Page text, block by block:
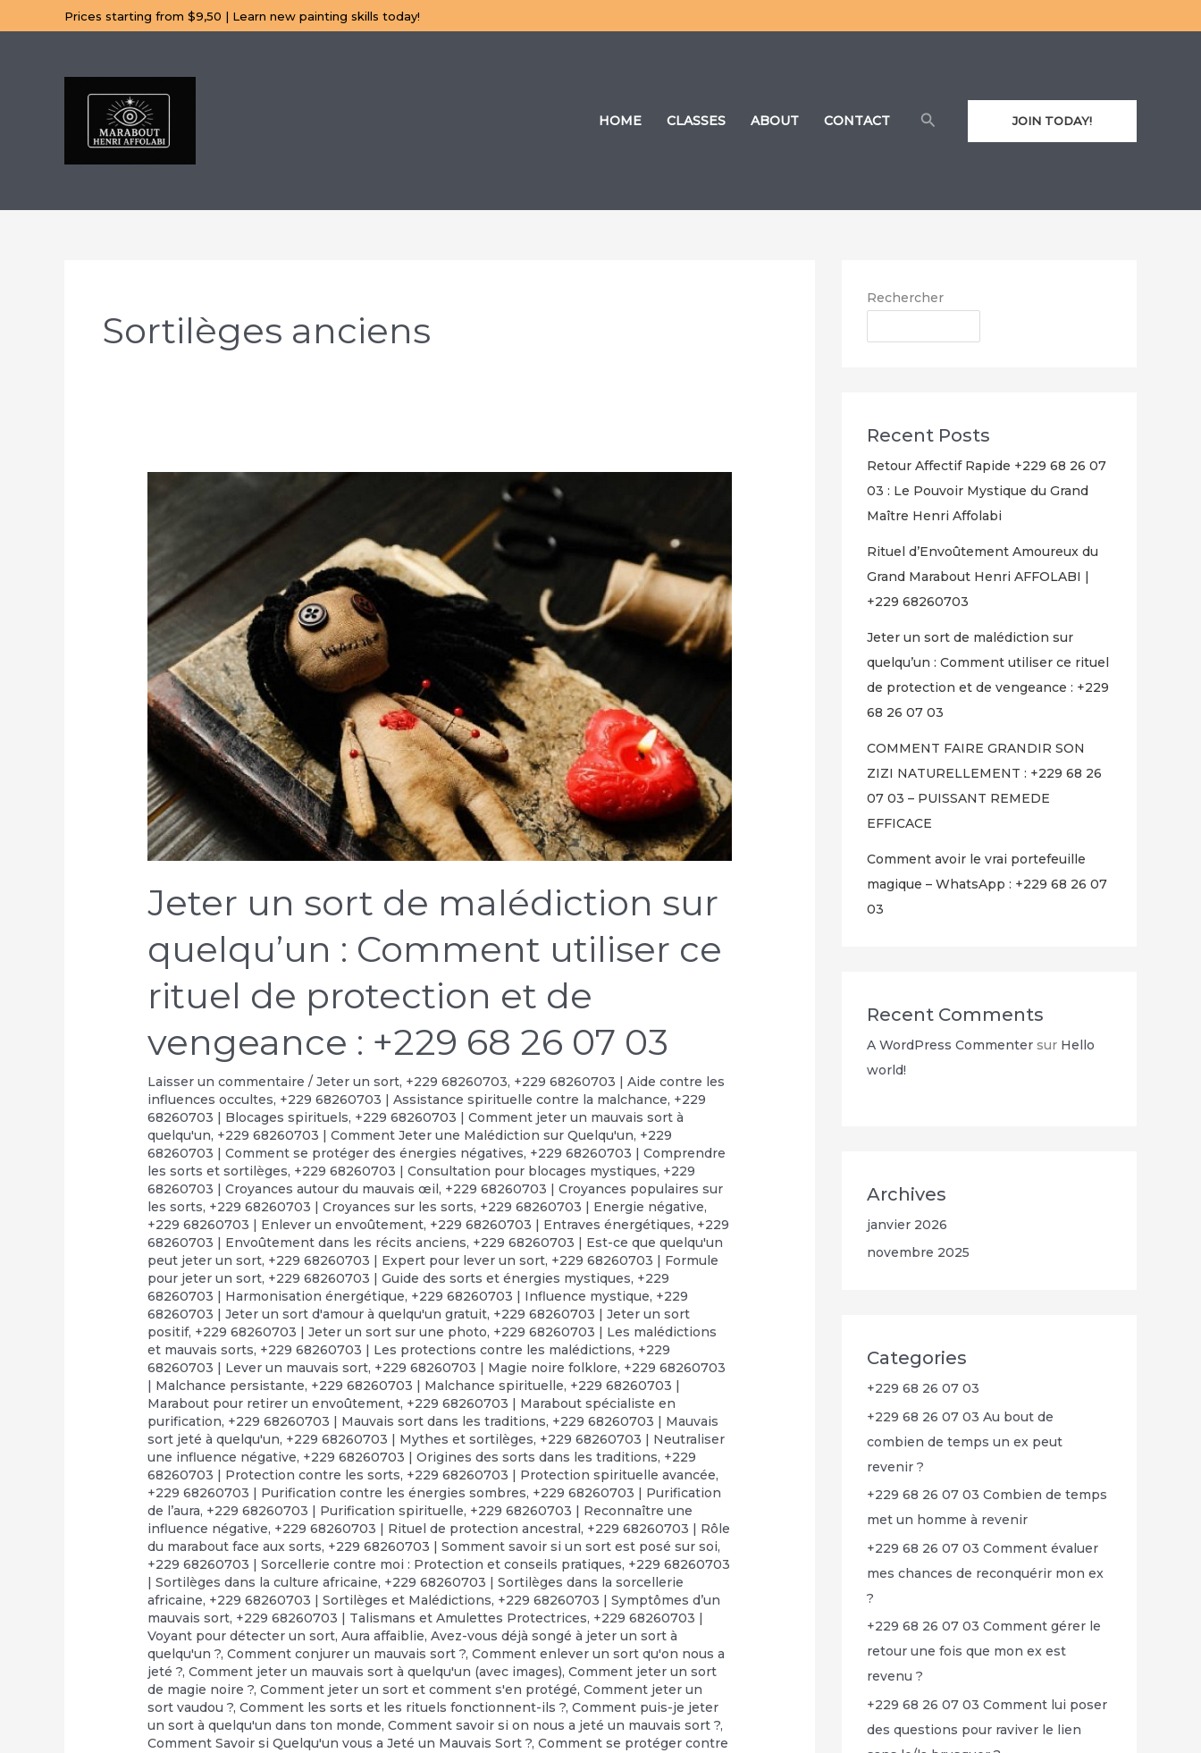
au
Prices starting from $9,50 | Learn new painting skills today!
HOME CLASSES ABOUT CONTACT RechercherJOIN TODAY!
Sortilèges anciens
Jeter un sort de malédiction sur
quelqu’un : Comment utiliser ce
rituel de protection et de
vengeance : +229 68 26 07 03
Laisser un commentaire /Jeter un sort, +229 68260703, +229 68260703 | Aide contre les
influences occultes, +229 68260703 | Assistance spirituelle contre la malchance, +229
68260703 | Blocages spirituels, +229 68260703 | Comment jeter un mauvais sort à
quelqu'un, +229 68260703 | Comment Jeter une Malédiction sur Quelqu'un, +229
68260703 | Comment se protéger des énergies négatives, +229 68260703 | Comprendre
les sorts et sortilèges, +229 68260703 | Consultation pour blocages mystiques, +229
68260703 | Croyances autour du mauvais œil, +229 68260703 | Croyances populaires sur
les sorts, +229 68260703 | Croyances sur les sorts, +229 68260703 | Energie négative,
+229 68260703 | Enlever un envoûtement, +229 68260703 | Entraves énergétiques, +229
68260703 | Envoûtement dans les récits anciens, +229 68260703 | Est-ce que quelqu'un
peut jeter un sort, +229 68260703 | Expert pour lever un sort, +229 68260703 | Formule
pour jeter un sort, +229 68260703 | Guide des sorts et énergies mystiques, +229
68260703 | Harmonisation énergétique, +229 68260703 | Influence mystique, +229
68260703 | Jeter un sort d'amour à quelqu'un gratuit, +229 68260703 | Jeter un sort
positif, +229 68260703 | Jeter un sort sur une photo, +229 68260703 | Les malédictions
et mauvais sorts, +229 68260703 | Les protections contre les malédictions, +229
68260703 | Lever un mauvais sort, +229 68260703 | Magie noire folklore, +229 68260703
| Malchance persistante, +229 68260703 | Malchance spirituelle, +229 68260703 |
Marabout pour retirer un envoûtement, +229 68260703 | Marabout spécialiste en
purification, +229 68260703 | Mauvais sort dans les traditions, +229 68260703 | Mauvais
sort jeté à quelqu'un, +229 68260703 | Mythes et sortilèges, +229 68260703 | Neutraliser
une influence négative, +229 68260703 | Origines des sorts dans les traditions, +229
68260703 | Protection contre les sorts, +229 68260703 | Protection spirituelle avancée,
+229 68260703 | Purification contre les énergies sombres, +229 68260703 | Purification
de l’aura, +229 68260703 | Purification spirituelle, +229 68260703 | Reconnaître une
influence négative, +229 68260703 | Rituel de protection ancestral, +229 68260703 | Rôle
du marabout face aux sorts, +229 68260703 | Somment savoir si un sort est posé sur soi,
+229 68260703 | Sorcellerie contre moi : Protection et conseils pratiques, +229 68260703
| Sortilèges dans la culture africaine, +229 68260703 | Sortilèges dans la sorcellerie
africaine, +229 68260703 | Sortilèges et Malédictions, +229 68260703 | Symptômes d’un
mauvais sort, +229 68260703 | Talismans et Amulettes Protectrices, +229 68260703 |
Voyant pour détecter un sort,Aura affaiblie,Avez-vous déjà songé à jeter un sort à
quelqu'un ?,Comment conjurer un mauvais sort ?,Comment enlever un sort qu'on nous a
jeté ?,Comment jeter un mauvais sort à quelqu'un (avec images),Comment jeter un sort
de magie noire ?,Comment jeter un sort et comment s'en protégé,Comment jeter un
sort vaudou ?,Comment les sorts et les rituels fonctionnent-ils ?,Comment puis-je jeter
un sort à quelqu'un dans ton monde,Comment savoir si on nous a jeté un mauvais sort ?,
Comment Savoir si Quelqu'un vous a Jeté un Mauvais Sort ?,Comment se protéger contre
Rechercher
Recent Posts
Retour Affectif Rapide +229 68 26 07
03 : Le Pouvoir Mystique du Grand
Maître Henri Affolabi
Rituel d’Envoûtement Amoureux du
Grand Marabout Henri AFFOLABI |
+229 68260703
Jeter un sort de malédiction sur
quelqu’un : Comment utiliser ce rituel
de protection et de vengeance : +229
68 26 07 03
COMMENT FAIRE GRANDIR SON
ZIZI NATURELLEMENT : +229 68 26
07 03 – PUISSANT REMEDE
EFFICACE
Comment avoir le vrai portefeuille
magique – WhatsApp : +229 68 26 07
03
Recent Comments
A WordPress Commenter sur Hello
world!
Archives
janvier 2026
novembre 2025
Categories
+229 68 26 07 03
+229 68 26 07 03 Au bout de
combien de temps un ex peut
revenir ?
+229 68 26 07 03 Combien de temps
met un homme à revenir
+229 68 26 07 03 Comment évaluer
mes chances de reconquérir mon ex
?
+229 68 26 07 03 Comment gérer le
retour une fois que mon ex est
revenu ?
+229 68 26 07 03 Comment lui poser
des questions pour raviver le lien